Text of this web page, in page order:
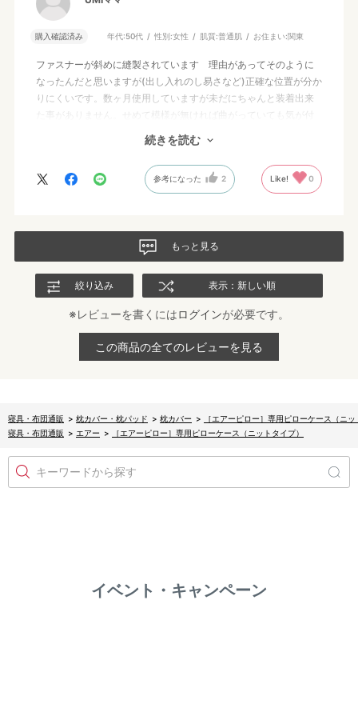
購入確認済み 年代:50代 性別:女性 肌質:普通肌 お住まい:関東
ファスナーが斜めに縫製されています 理由があってそのように
なったんだと思いますが(出し入れのし易さなど)正確な位置が分か
りにくいです。数ヶ月使用していますが未だにちゃんと装着出来
た事がありません。せめて模様が無ければ曲がっていても気が付
ちなみに 出し入れは生地が伸びるので それがお好みの方には
良いかもしれません。個人的には伸びなくて良いです。
続きを読む
参考になった 2 Like! 0
もっと見る
絞り込み 表示：新しい順
※レビューを書くにはログインが必要です。
この商品の全てのレビューを見る
寝具・布団通販 > 枕カバー・枕パッド > 枕カバー >
［エアーピロー］専用ピローケース（ニ
寝具・布団通販 > エアー > ［エアーピロー］専用ピローケース（ニットタイプ）
キーワードから探す
イベント・キャンペーン